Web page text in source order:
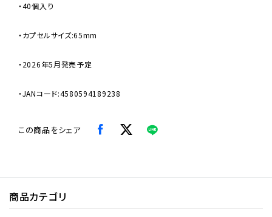
・40個入り
・カプセルサイズ:65mm
・2026年5月発売予定
・JANコード:4580594189238
この商品をシェア
商品カテゴリ